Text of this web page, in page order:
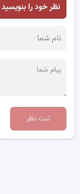
نظر خود را بنویسید
ثبت نظر